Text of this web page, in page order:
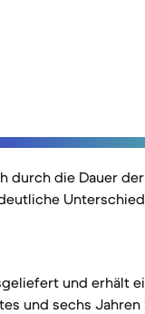
durch die Dauer
und erhält
und sechs